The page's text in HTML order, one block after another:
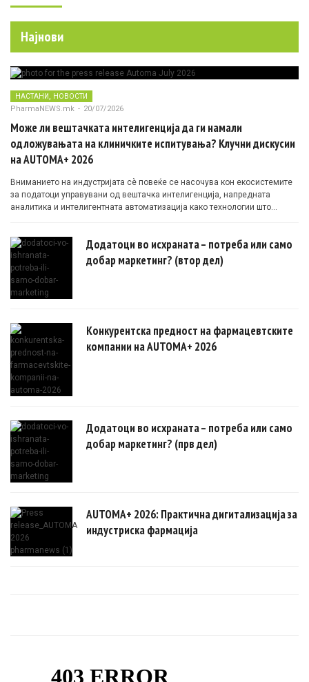
Најнови
НАСТАНИ, НОВОСТИ
PharmaNEWS.mk - 20/07/2026
Може ли вештачката интелигенција да ги намали
одложувањата на клиничките испитувања? Клучни дискусии
на AUTOMA+ 2026
Вниманието на индустријата сè повеќе се насочува кон екосистемите
за податоци управувани од вештачка интелигенција, напредната
аналитика и интелигентната автоматизација како технологии што
Додатоци во исхраната – потреба или само
добар маркетинг? (втор дел)
Конкурентска предност на фармацевтските
компании на AUTOMA+ 2026
Додатоци во исхраната – потреба или само
добар маркетинг? (прв дел)
AUTOMA+ 2026: Практична дигитализација за
индустриска фармација